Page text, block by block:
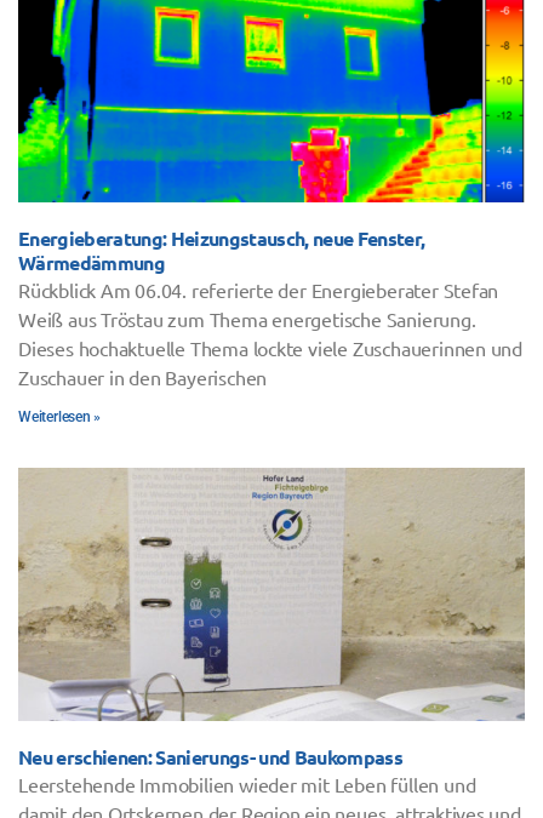
Energieberatung: Heizungstausch, neue Fenster,
Wärmedämmung
Rückblick Am 06.04. referierte der Energieberater Stefan
Weiß aus Tröstau zum Thema energetische Sanierung.
Dieses hochaktuelle Thema lockte viele Zuschauerinnen und
Zuschauer in den Bayerischen
Weiterlesen »
Neu erschienen: Sanierungs- und Baukompass
Leerstehende Immobilien wieder mit Leben füllen und
damit den Ortskernen der Region ein neues, attraktives und